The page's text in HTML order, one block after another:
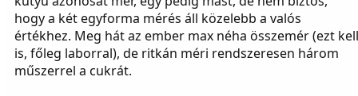
hogy a két egyforma mérés áll közelebb a valós
értékhez. Meg hát az ember max néha összemér (ezt kell
is, főleg laborral), de ritkán méri rendszeresen három
műszerrel a cukrát.